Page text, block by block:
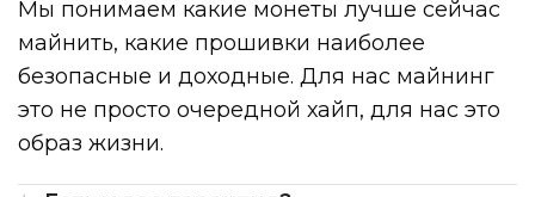
Мы понимаем какие монеты лучше сейчас
майнить, какие прошивки наиболее
безопасные и доходные. Для нас майнинг
это не просто очередной хайп, для нас это
образ жизни.